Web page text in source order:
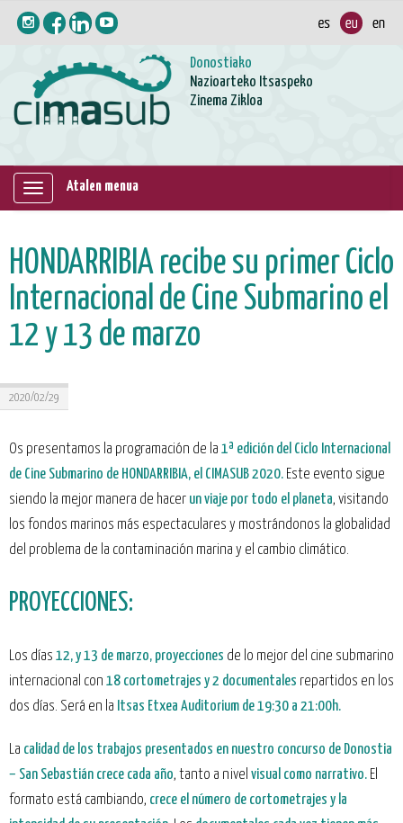
Donostiako
Nazioarteko Itsaspeko
Zinema Zikloa
Erakutsi
nabigazioa
Atalen menua
HONDARRIBIA recibe su primer Ciclo
Internacional de Cine Submarino el
12 y 13 de marzo
2020/02/29
Os presentamos la programación de la 1ª edición del Ciclo Internacional
de Cine Submarino de HONDARRIBIA, el CIMASUB 2020. Este evento sigue
siendo la mejor manera de hacer un viaje por todo el planeta, visitando
los fondos marinos más espectaculares y mostrándonos la globalidad
del problema de la contaminación marina y el cambio climático.
PROYECCIONES:
Los días 12, y 13 de marzo, proyecciones de lo mejor del cine submarino
internacional con 18 cortometrajes y 2 documentales repartidos en los
dos días. Será en la Itsas Etxea Auditorium de 19:30 a 21:00h.
La calidad de los trabajos presentados en nuestro concurso de Donostia
– San Sebastián crece cada año, tanto a nivel visual como narrativo. El
formato está cambiando, crece el número de cortometrajes y la